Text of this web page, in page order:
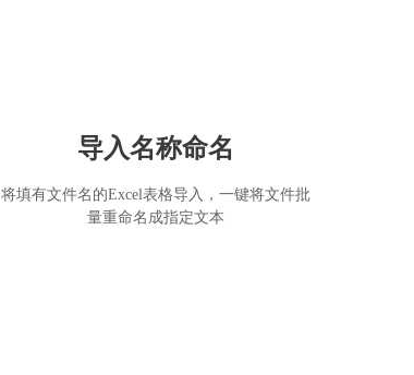
导入名称命名
将填有文件名的Excel表格导入，一键将文件批
量重命名成指定文本